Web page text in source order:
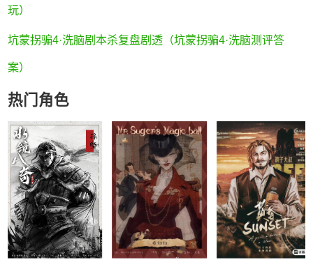
玩）
坑蒙拐骗4·洗脑剧本杀复盘剧透（坑蒙拐骗4·洗脑测评答
案）
热门角色